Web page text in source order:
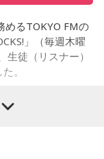
。数分前まで、
こちからうめき声
面、血の海と化
めるTOKYO FMの
」（毎週木曜
徒（リスナー）
。